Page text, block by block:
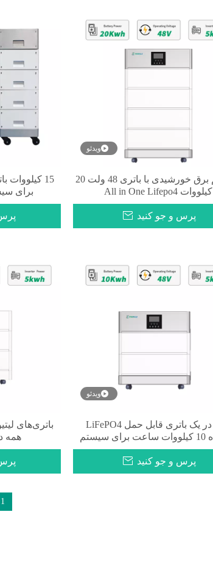
ویدئو
سیستم برق خورشیدی با باتری 48 ولت 20
کیلووات All in One Lifepo4
پرس و جو کنید
15
برای
ویدئو
همه در یک باتری قابل حمل LiFePO4
سازنده 10 کیلووات ساعت برای سیستم
خانه خورشیدی
پرس و جو کنید
همه
1